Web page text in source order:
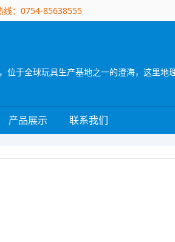
线：0754-85638555
产品展示 联系我们